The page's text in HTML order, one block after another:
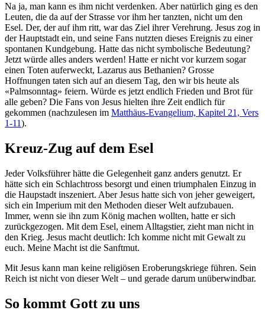
Na ja, man kann es ihm nicht verdenken. Aber natürlich ging es den
Leuten, die da auf der Strasse vor ihm her tanzten, nicht um den
Esel. Der, der auf ihm ritt, war das Ziel ihrer Verehrung. Jesus zog in
der Hauptstadt ein, und seine Fans nutzten dieses Ereignis zu einer
spontanen Kundgebung. Hatte das nicht symbolische Bedeutung?
Jetzt würde alles anders werden! Hatte er nicht vor kurzem sogar
einen Toten auferweckt, Lazarus aus Bethanien? Grosse
Hoffnungen taten sich auf an diesem Tag, den wir bis heute als
«Palmsonntag» feiern. Würde es jetzt endlich Frieden und Brot für
alle geben? Die Fans von Jesus hielten ihre Zeit endlich für
gekommen (nachzulesen im Matthäus-Evangelium, Kapitel 21, Vers
1-11).
Kreuz-Zug auf dem Esel
Jeder Volksführer hätte die Gelegenheit ganz anders genutzt. Er
hätte sich ein Schlachtross besorgt und einen triumphalen Einzug in
die Haupstadt inszeniert. Aber Jesus hatte sich von jeher geweigert,
sich ein Imperium mit den Methoden dieser Welt aufzubauen.
Immer, wenn sie ihn zum König machen wollten, hatte er sich
zurückgezogen. Mit dem Esel, einem Alltagstier, zieht man nicht in
den Krieg. Jesus macht deutlich: Ich komme nicht mit Gewalt zu
euch. Meine Macht ist die Sanftmut.
Mit Jesus kann man keine religiösen Eroberungskriege führen. Sein
Reich ist nicht von dieser Welt – und gerade darum unüberwindbar.
So kommt Gott zu uns